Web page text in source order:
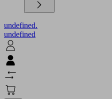
undefined.
undefined